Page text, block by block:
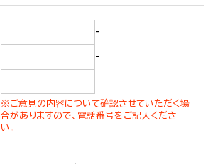
-
-
※ご意見の内容について確認させていただく場
合がありますので、電話番号をご記入くださ
い。